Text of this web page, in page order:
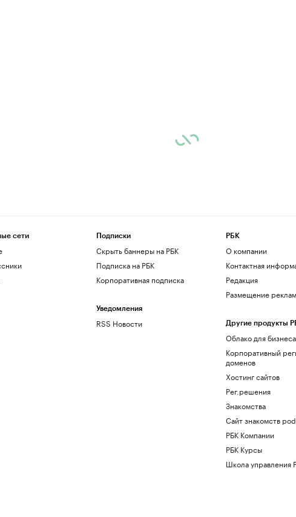
сети Подписки
Скрыть баннеры на РБК
Подписка на РБК
Корпоративная подписка
Уведомления
RSS Новости
РБК
О компании
Контактная
Редакция
Размещение
Другие продукты
Облако для бизнеса
Корпоративный
доменов
Хостинг сайтов
Рег.решения
Знакомства
Сайт знакомств
РБК Компании
РБК Курсы
Школа управления